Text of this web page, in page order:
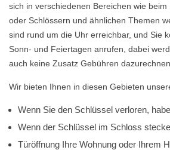
sich in verschiedenen Bereichen wie beim
oder Schlössern und ähnlichen Themen
sind rund um die Uhr erreichbar, und Sie
Sonn- und Feiertagen anrufen, dabei
auch keine Zusatz Gebühren dazurechnen.
Wir bieten Ihnen in diesen Gebieten
Wenn Sie den Schlüssel verloren,
Wenn der Schlüssel im Schloss
Türöffnung Ihre Wohnung oder Ihrem